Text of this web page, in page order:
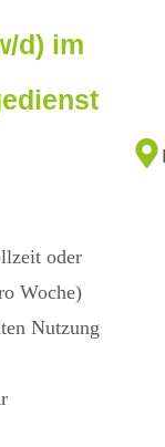
d) im
oder
Woche)
Nutzung